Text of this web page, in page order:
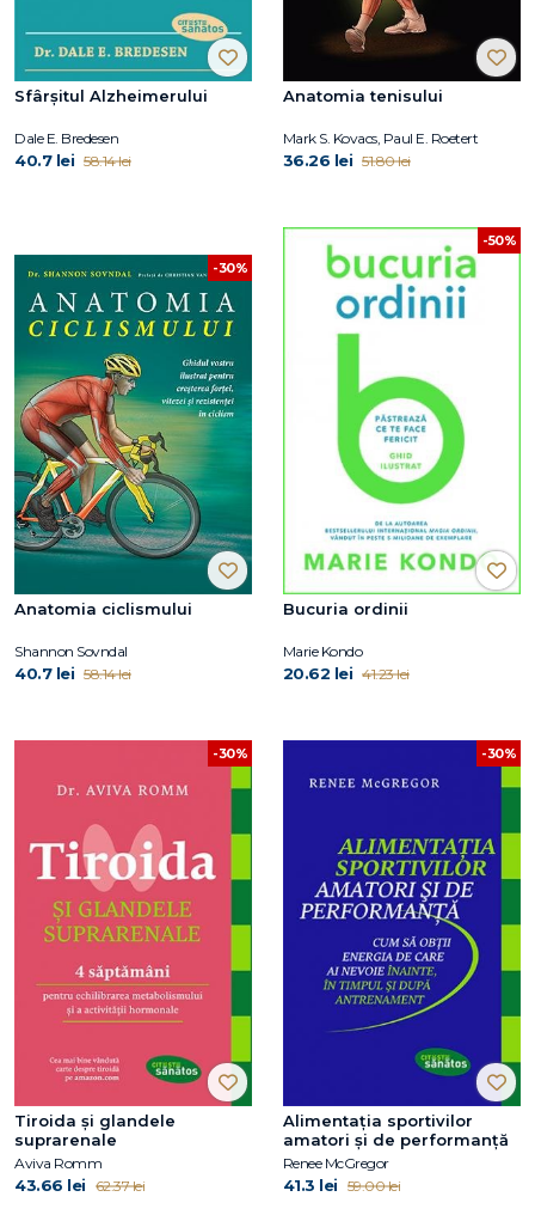
Sfârșitul Alzheimerului
Dale E. Bredesen
40.7 lei 58.14 lei
Anatomia tenisului
Mark S. Kovacs, Paul E. Roetert
36.26 lei 51.80 lei
-30%
Anatomia ciclismului
Shannon Sovndal
40.7 lei 58.14 lei
-50%
Bucuria ordinii
Marie Kondo
20.62 lei 41.23 lei
-30%
Tiroida și glandele
suprarenale
Aviva Romm
43.66 lei 62.37 lei
-30%
Alimentația sportivilor
amatori și de performanță
Renee McGregor
41.3 lei 59.00 lei